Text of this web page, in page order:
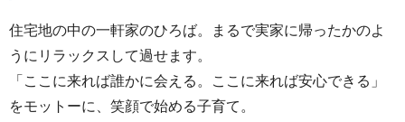
住宅地の中の一軒家のひろば。まるで実家に帰ったかのよ
うにリラックスして過せます。
「ここに来れば誰かに会える。ここに来れば安心できる」
をモットーに、笑顔で始める子育て。